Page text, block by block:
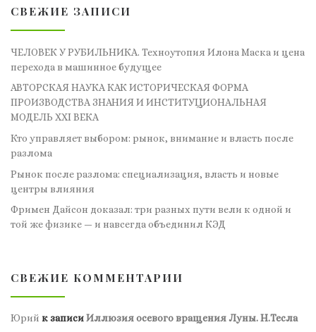
СВЕЖИЕ ЗАПИСИ
ЧЕЛОВЕК У РУБИЛЬНИКА. Техноутопия Илона Маска и цена
перехода в машинное будущее
АВТОРСКАЯ НАУКА КАК ИСТОРИЧЕСКАЯ ФОРМА
ПРОИЗВОДСТВА ЗНАНИЯ И ИНСТИТУЦИОНАЛЬНАЯ
МОДЕЛЬ XXI ВЕКА
Кто управляет выбором: рынок, внимание и власть после
разлома
Рынок после разлома: специализация, власть и новые
центры влияния
Фримен Дайсон доказал: три разных пути вели к одной и
той же физике — и навсегда объединил КЭД
СВЕЖИЕ КОММЕНТАРИИ
Юрий к записиИллюзия осевого вращения Луны. Н.Тесла